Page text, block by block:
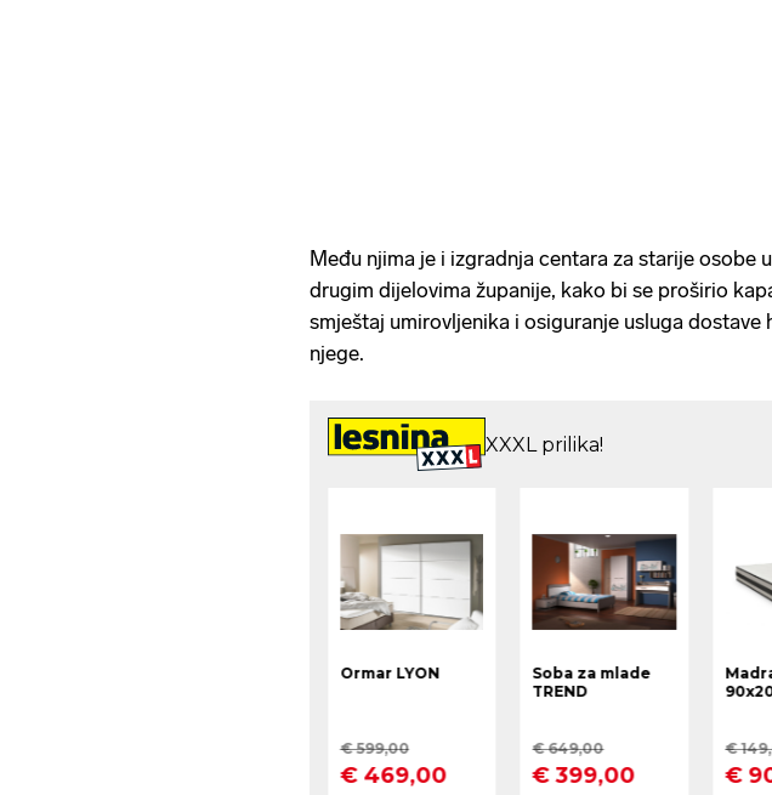
Među njima je i izgradnja centara za starije osobe
drugim dijelovima županije, kako bi se proširio
smještaj umirovljenika i osiguranje usluga dostave
njege.